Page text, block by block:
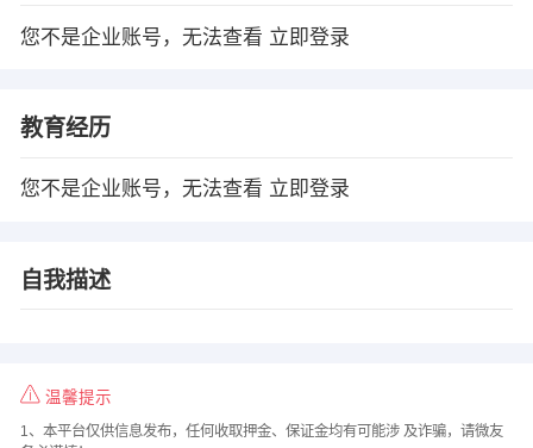
您不是企业账号，无法查看 立即登录
教育经历
您不是企业账号，无法查看 立即登录
自我描述
温馨提示
1、本平台仅供信息发布，任何收取押金、保证金均有可能涉 及诈骗，请微友